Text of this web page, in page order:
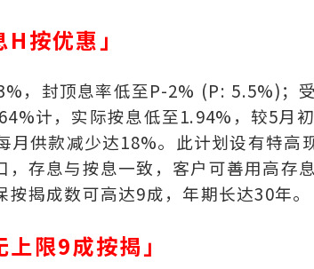
H按优惠」
，封顶息率低至P-2% (P: 5.5%)；
计，实际按息低至1.94%，较5月
月供款减少达18%。此计划设有特高
，存息与按息一致，客户可善用高存
揭成数可高达9成，年期长达30年。
上限9成按揭」